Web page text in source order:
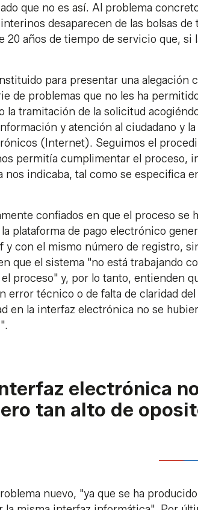
que no es así. Al problema
desaparecen de las bolsas de
20 años de tiempo de servicio que, si
para presentar una alegación
de problemas que no les ha
la tramitación de la solicitud
y atención al ciudadano y
(Internet). Seguimos el
permitía cumplimentar el proceso,
indicaba, tal como se especifica
confiados en que el proceso se
plataforma de pago electrónico
con el mismo número de registro,
que el sistema "no está trabajando
proceso" y, por lo tanto, entienden
error técnico o de falta de claridad
en la interfaz electrónica no se
electrónica
tan alto de
nuevo, "ya que se ha